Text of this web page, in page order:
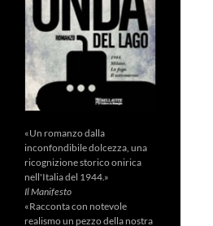
«Un romanzo dalla
inconfondibile dolcezza, una
ricognizione storico onirica
nell'Italia del 1944.»
Il Manifesto
«Racconta con notevole
realismo un pezzo della nostra